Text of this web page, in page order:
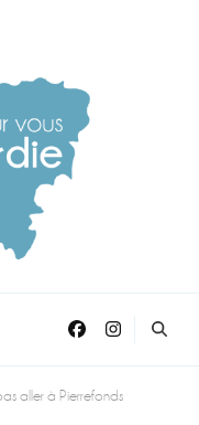
aller à Pierrefonds